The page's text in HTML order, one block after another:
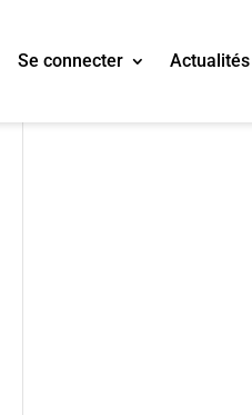
Se connecter Actualités